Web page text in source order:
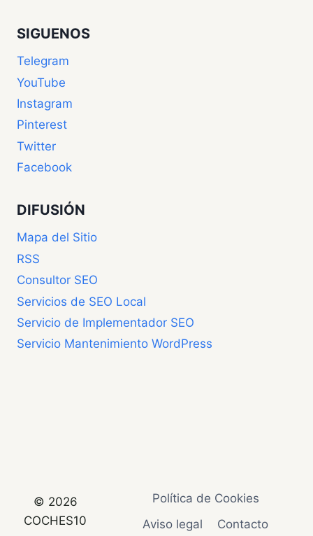
SIGUENOS
Telegram
YouTube
Instagram
Pinterest
Twitter
Facebook
DIFUSIÓN
Mapa del Sitio
RSS
Consultor SEO
Servicios de SEO Local
Servicio de Implementador SEO
Servicio Mantenimiento WordPress
© 2026
COCHES10
Política de Cookies
Aviso legal
Contacto